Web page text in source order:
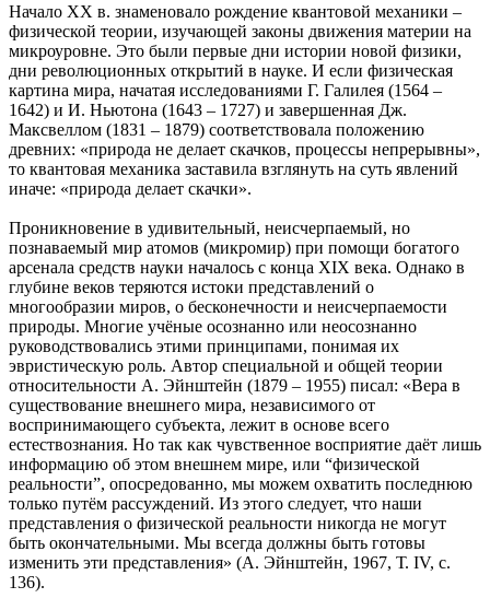
Начало XX в. знаменовало рождение квантовой механики –
физической теории, изучающей законы движения материи на
микроуровне. Это были первые дни истории новой физики,
дни революционных открытий в науке. И если физическая
картина мира, начатая исследованиями Г. Галилея (1564 –
1642) и И. Ньютона (1643 – 1727) и завершенная Дж.
Максвеллом (1831 – 1879) соответствовала положению
древних: «природа не делает скачков, процессы непрерывны»,
то квантовая механика заставила взглянуть на суть явлений
иначе: «природа делает скачки».
Проникновение в удивительный, неисчерпаемый, но
познаваемый мир атомов (микромир) при помощи богатого
арсенала средств науки началось с конца XIX века. Однако в
глубине веков теряются истоки представлений о
многообразии миров, о бесконечности и неисчерпаемости
природы. Многие учёные осознанно или неосознанно
руководствовались этими принципами, понимая их
эвристическую роль. Автор специальной и общей теории
относительности А. Эйнштейн (1879 – 1955) писал: «Вера в
существование внешнего мира, независимого от
воспринимающего субъекта, лежит в основе всего
естествознания. Но так как чувственное восприятие даёт лишь
информацию об этом внешнем мире, или “физической
реальности”, опосредованно, мы можем охватить последнюю
только путём рассуждений. Из этого следует, что наши
представления о физической реальности никогда не могут
быть окончательными. Мы всегда должны быть готовы
изменить эти представления» (А. Эйнштейн, 1967, Т. IV, с.
136).